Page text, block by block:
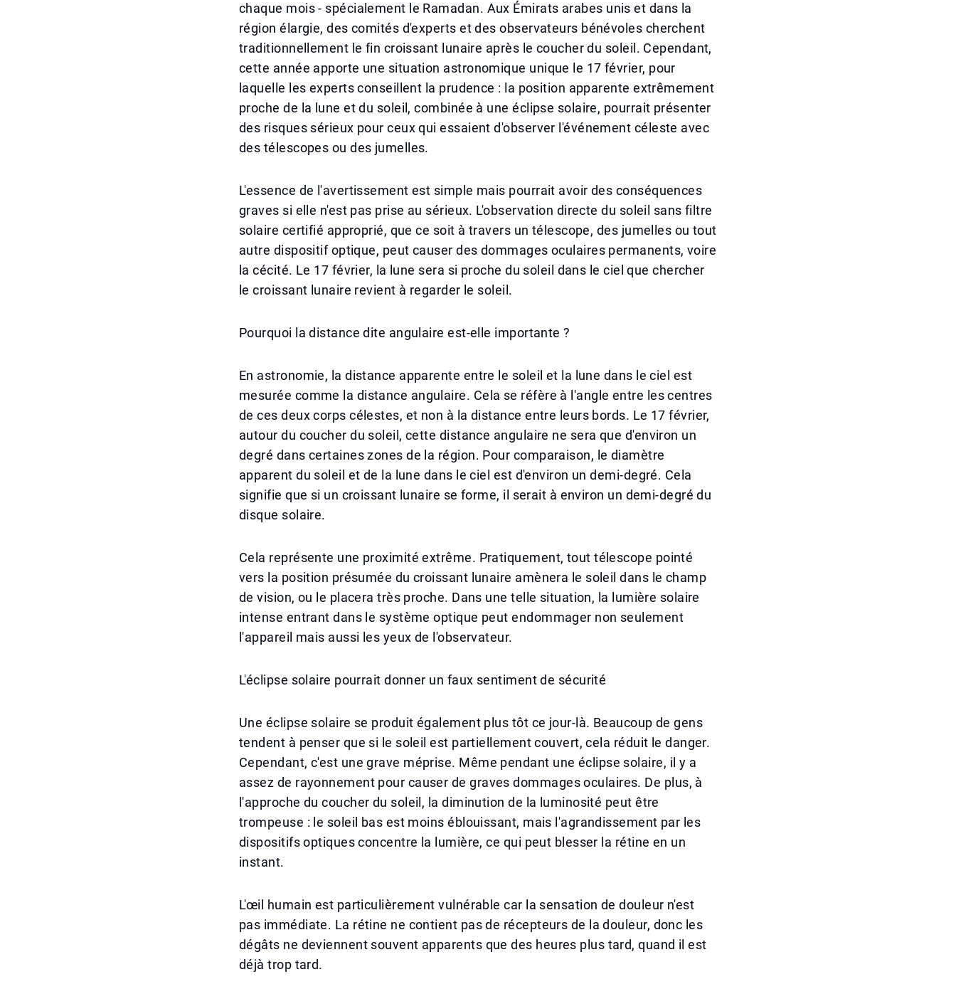
chaque mois - spécialement le Ramadan. Aux Émirats arabes unis et dans la
région élargie, des comités d'experts et des observateurs bénévoles cherchent
traditionnellement le fin croissant lunaire après le coucher du soleil. Cependant,
cette année apporte une situation astronomique unique le 17 février, pour
laquelle les experts conseillent la prudence : la position apparente extrêmement
proche de la lune et du soleil, combinée à une éclipse solaire, pourrait présenter
des risques sérieux pour ceux qui essaient d'observer l'événement céleste avec
des télescopes ou des jumelles.
L'essence de l'avertissement est simple mais pourrait avoir des conséquences
graves si elle n'est pas prise au sérieux. L'observation directe du soleil sans filtre
solaire certifié approprié, que ce soit à travers un télescope, des jumelles ou tout
autre dispositif optique, peut causer des dommages oculaires permanents, voire
la cécité. Le 17 février, la lune sera si proche du soleil dans le ciel que chercher
le croissant lunaire revient à regarder le soleil.
Pourquoi la distance dite angulaire est-elle importante ?
En astronomie, la distance apparente entre le soleil et la lune dans le ciel est
mesurée comme la distance angulaire. Cela se réfère à l'angle entre les centres
de ces deux corps célestes, et non à la distance entre leurs bords. Le 17 février,
autour du coucher du soleil, cette distance angulaire ne sera que d'environ un
degré dans certaines zones de la région. Pour comparaison, le diamètre
apparent du soleil et de la lune dans le ciel est d'environ un demi-degré. Cela
signifie que si un croissant lunaire se forme, il serait à environ un demi-degré du
disque solaire.
Cela représente une proximité extrême. Pratiquement, tout télescope pointé
vers la position présumée du croissant lunaire amènera le soleil dans le champ
de vision, ou le placera très proche. Dans une telle situation, la lumière solaire
intense entrant dans le système optique peut endommager non seulement
l'appareil mais aussi les yeux de l'observateur.
L'éclipse solaire pourrait donner un faux sentiment de sécurité
Une éclipse solaire se produit également plus tôt ce jour-là. Beaucoup de gens
tendent à penser que si le soleil est partiellement couvert, cela réduit le danger.
Cependant, c'est une grave méprise. Même pendant une éclipse solaire, il y a
assez de rayonnement pour causer de graves dommages oculaires. De plus, à
l'approche du coucher du soleil, la diminution de la luminosité peut être
trompeuse : le soleil bas est moins éblouissant, mais l'agrandissement par les
dispositifs optiques concentre la lumière, ce qui peut blesser la rétine en un
instant.
L'œil humain est particulièrement vulnérable car la sensation de douleur n'est
pas immédiate. La rétine ne contient pas de récepteurs de la douleur, donc les
dégâts ne deviennent souvent apparents que des heures plus tard, quand il est
déjà trop tard.